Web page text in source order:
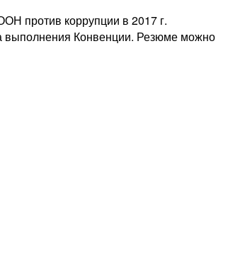
против коррупции в 2017 г.
выполнения Конвенции. Резюме можно